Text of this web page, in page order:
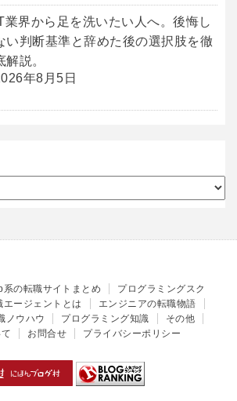
業界から足を洗いたい人へ。後悔し
い判断基準と辞めた後の選択肢を徹
解説。
年8月5日
系の転職サイトまとめ
プログラミングスク
エージェントとは
エンジニアの転職物語
ノウハウ
プログラミング知識
その他
お問合せ プライバシーポリシー